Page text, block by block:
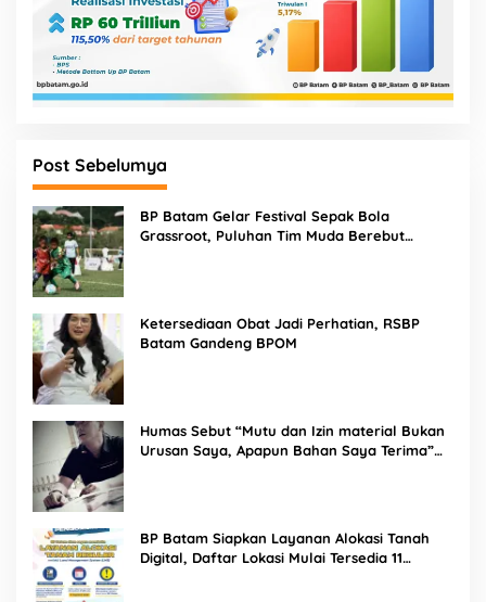
Post Sebelumya
BP Batam Gelar Festival Sepak Bola
Grassroot, Puluhan Tim Muda Berebut
Ketersediaan Obat Jadi Perhatian, RSBP
Batam Gandeng BPOM
Humas Sebut “Mutu dan Izin material Bukan
Urusan Saya, Apapun Bahan Saya Terima”
BP Batam Siapkan Layanan Alokasi Tanah
Digital, Daftar Lokasi Mulai Tersedia 11